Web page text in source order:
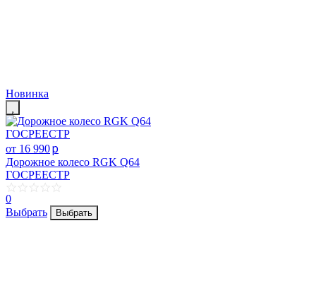
Новинка
от 16 990p
Дорожное колесо RGK Q64
ГОСРЕЕСТР
0
Выбрать
Выбрать